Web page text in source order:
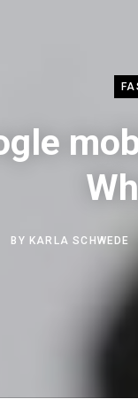
BY KARLA SCHWEDE